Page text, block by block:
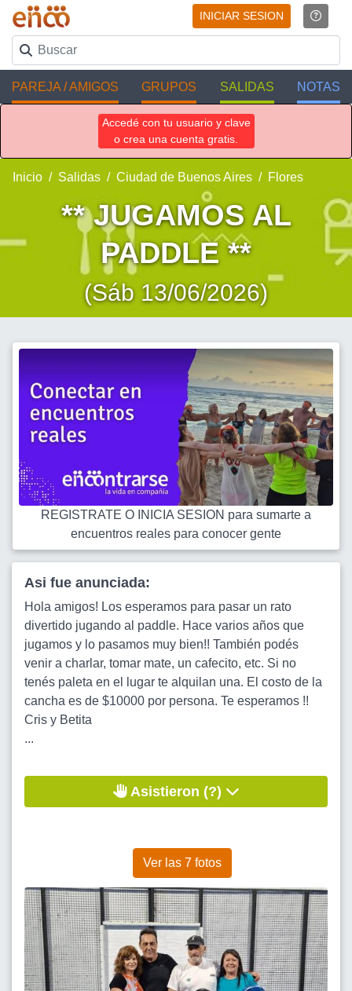
INICIAR SESION
PAREJA / AMIGOS GRUPOS SALIDAS NOTAS
Accedé con tu usuario y clave
o crea una cuenta gratis.
Inicio Salidas Ciudad de Buenos Aires Flores
** JUGAMOS AL
PADDLE **
(Sáb 13/06/2026)
REGISTRATE O INICIA SESION para sumarte a
encuentros reales para conocer gente
Asi fue anunciada:
Hola amigos! Los esperamos para pasar un rato
divertido jugando al paddle. Hace varios años que
jugamos y lo pasamos muy bien!! También podés
venir a charlar, tomar mate, un cafecito, etc. Si no
tenés paleta en el lugar te alquilan una. El costo de la
cancha es de $10000 por persona. Te esperamos !!
Cris y Betita
...
Asistieron (?)
Ver las 7 fotos